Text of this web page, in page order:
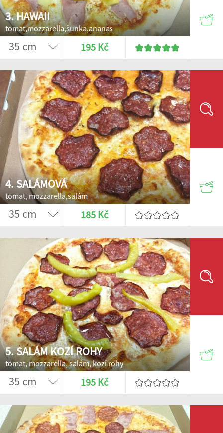
3. HAWAII
tomat,mozzarella,šunka,ananas
195 Kč
4. SALÁMOVÁ
tomat, mozzarella,salám
185 Kč
5. SALÁM KOZÍ ROHY
tomat, mozzarella, salám, kozí rohy
195 Kč